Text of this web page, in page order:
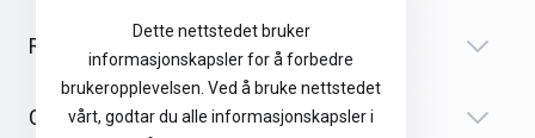
Recursos
Company
Dette nettstedet bruker
informasjonskapsler for å forbedre
brukeropplevelsen. Ved å bruke nettstedet
vårt, godtar du alle informasjonskapsler i